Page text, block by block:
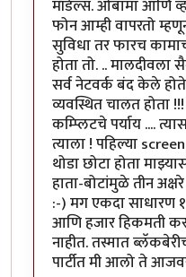
मॉडेल्स. ओबामा आणि
फोन आम्ही वापरतो
सुविधा तर फारच
होता तो. .. मालदीवला
सर्व नेटवर्क बंद केले
व्यवस्थित चालत होता
कम्प्लिटचे पर्याय ....
त्याला ! पहिल्या
थोडा छोटा होता
हाता-बोटांमुळे तीन
:-) मग एकदा साधारण
आणि हजार हिकमती
नाहीत. तस्मात
पार्टीत मी आलो ते